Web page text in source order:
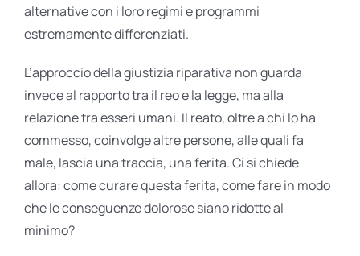
alternative con i loro regimi e programmi
estremamente differenziati.
L’approccio della giustizia riparativa non guarda
invece al rapporto tra il reo e la legge, ma alla
relazione tra esseri umani. Il reato, oltre a chi lo ha
commesso, coinvolge altre persone, alle quali fa
male, lascia una traccia, una ferita. Ci si chiede
allora: come curare questa ferita, come fare in modo
che le conseguenze dolorose siano ridotte al
minimo?